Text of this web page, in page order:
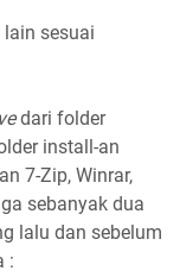
lain sesuai
dari folder
install-an
7-Zip, Winrar,
sebanyak dua
lalu dan sebelum
: